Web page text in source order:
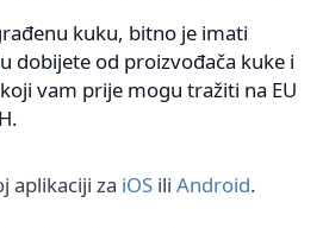
kuku, bitno je imati
dobijete od proizvođača kuke i
vam prije mogu tražiti na EU
aplikaciji za iOS ili Android.